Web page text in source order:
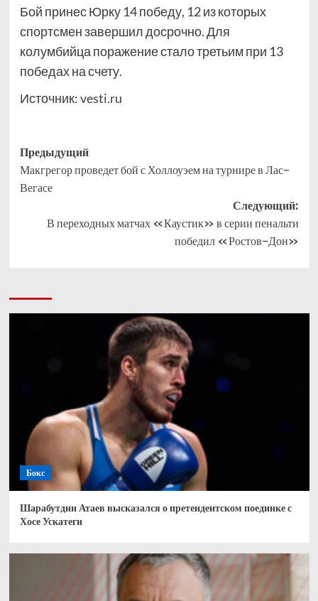
Бой принес Юрку 14 победу, 12 из которых
спортсмен завершил досрочно. Для
колумбийца поражение стало третьим при 13
победах на счету.
Источник:vesti.ru
Навигация
записи
Предыдущий
Макгрегор проведет бой с Холлоуэем на турнире в Лас-
Вегасе
Следующий:
В переходных матчах «Каустик» в серии пенальти
победил «Ростов-Дон»
Бокс
Шарабутдин Атаев высказался о претендентском поединке с
Хосе Ускатеги